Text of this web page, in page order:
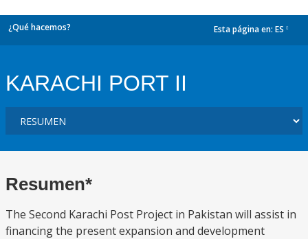
¿Qué hacemos? Esta página en: ES
KARACHI PORT II
Resumen*
The Second Karachi Post Project in Pakistan will assist in
financing the present expansion and development